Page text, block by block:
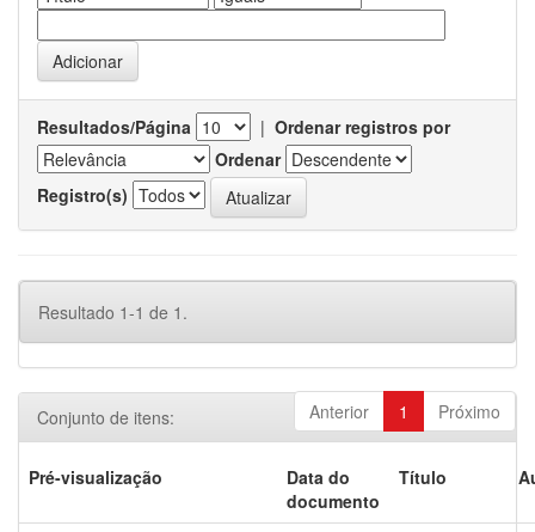
Resultados/Página | Ordenar registros por
Ordenar
Registro(s)
Resultado 1-1 de 1.
Anterior 1 Próximo
Conjunto de itens:
Pré-visualização
Data do
documento
Título